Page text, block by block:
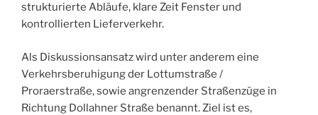
strukturierte Abläufe, klare Zeit Fenster und
kontrollierten Lieferverkehr.
Als Diskussionsansatz wird unter anderem eine
Verkehrsberuhigung der Lottumstraße /
Proraerstraße, sowie angrenzender Straßenzüge in
Richtung Dollahner Straße benannt. Ziel ist es,